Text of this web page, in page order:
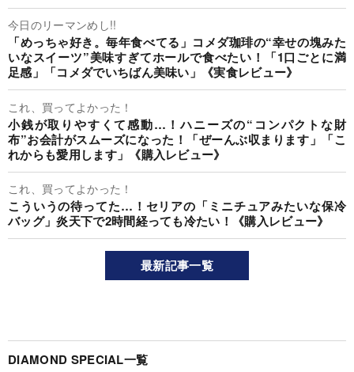
今日のリーマンめし!!
「めっちゃ好き。毎年食べてる」コメダ珈琲の“幸せの塊みた
いなスイーツ”美味すぎてホールで食べたい！「1口ごとに満
足感」「コメダでいちばん美味い」《実食レビュー》
これ、買ってよかった！
小銭が取りやすくて感動…！ハニーズの“コンパクトな財
布”お会計がスムーズになった！「ぜーんぶ収まります」「こ
れからも愛用します」《購入レビュー》
これ、買ってよかった！
こういうの待ってた…！セリアの「ミニチュアみたいな保冷
バッグ」炎天下で2時間経っても冷たい！《購入レビュー》
最新記事一覧
DIAMOND SPECIAL一覧